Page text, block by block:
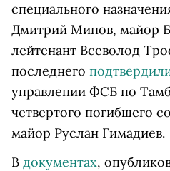
специального
Дмитрий Минов, майор
лейтенант Всеволод
последнего
управлении ФСБ по
четвертого погибшего
майор Руслан Гимадиев.
В документах,